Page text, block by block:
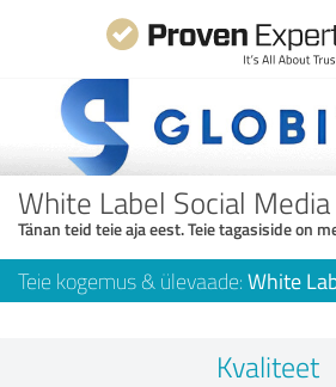
White Label Social Media
Tänan teid teie aja eest. Teie tagasiside on
Teie kogemus & ülevaade: White
Kvaliteet